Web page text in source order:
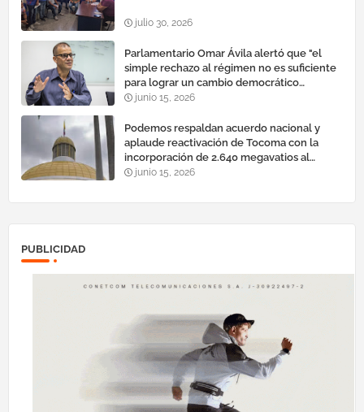
julio 30, 2026
Parlamentario Omar Ávila alertó que "el
simple rechazo al régimen no es suficiente
para lograr un cambio democrático
efectivo"
junio 15, 2026
Podemos respaldan acuerdo nacional y
aplaude reactivación de Tocoma con la
incorporación de 2.640 megavatios al
sistema eléctrico nacional
junio 15, 2026
PUBLICIDAD